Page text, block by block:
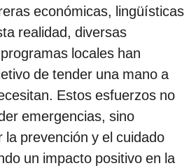
económicas, lingüísticas
realidad, diversas
locales han
de tender una mano a
Estos esfuerzos no
emergencias, sino
prevención y el cuidado
un impacto positivo en la